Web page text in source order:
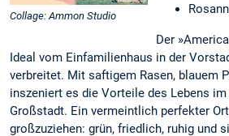
Collage: Ammon Studio
Der
Ideal vom Einfamilienhaus in der
verbreitet. Mit saftigem Rasen, blauem
inszeniert es die Vorteile des Lebens
Großstadt. Ein vermeintlich perfekter
großzuziehen: grün, friedlich, ruhig und